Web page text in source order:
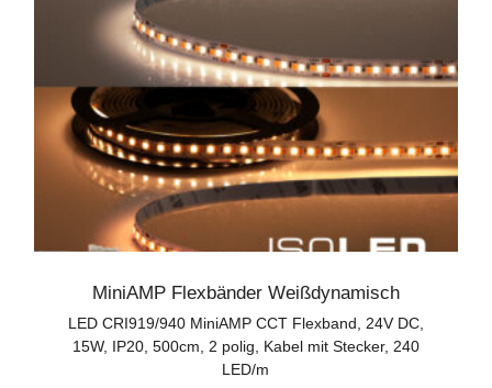
MiniAMP Flexbänder Weißdynamisch
LED CRI919/940 MiniAMP CCT Flexband, 24V DC,
15W, IP20, 500cm, 2 polig, Kabel mit Stecker, 240
LED/m